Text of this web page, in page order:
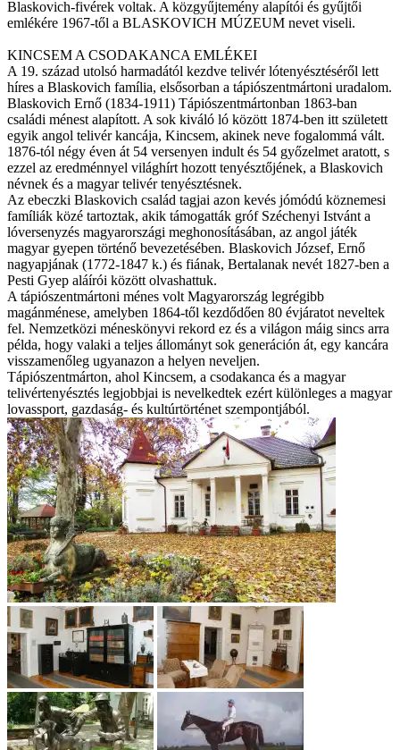
Blaskovich-fivérek voltak. A közgyűjtemény alapítói és gyűjtői
emlékére 1967-től a BLASKOVICH MÚZEUM nevet viseli.
KINCSEM A CSODAKANCA EMLÉKEI
A 19. század utolsó harmadától kezdve telivér lótenyésztéséről lett
híres a Blaskovich família, elsősorban a tápiószentmártoni uradalom.
Blaskovich Ernő (1834-1911) Tápiószentmártonban 1863-ban
családi ménest alapított. A sok kiváló ló között 1874-ben itt született
egyik angol telivér kancája, Kincsem, akinek neve fogalommá vált.
1876-tól négy éven át 54 versenyen indult és 54 győzelmet aratott, s
ezzel az eredménnyel világhírt hozott tenyésztőjének, a Blaskovich
névnek és a magyar telivér tenyésztésnek.
Az ebeczki Blaskovich család tagjai azon kevés jómódú köznemesi
famíliák közé tartoztak, akik támogatták gróf Széchenyi Istvánt a
lóversenyzés magyarországi meghonosításában, az angol játék
magyar gyepen történő bevezetésében. Blaskovich József, Ernő
nagyapjának (1772-1847 k.) és fiának, Bertalanak nevét 1827-ben a
Pesti Gyep aláírói között olvashattuk.
A tápiószentmártoni ménes volt Magyarország legrégibb
magánménese, amelyben 1864-től kezdődően 80 évjáratot neveltek
fel. Nemzetközi méneskönyvi rekord ez és a világon máig sincs arra
példa, hogy valaki a teljes állományt sok generáción át, egy kancára
visszamenőleg ugyanazon a helyen neveljen.
Tápiószentmárton, ahol Kincsem, a csodakanca és a magyar
telivértenyésztés legjobbjai is nevelkedtek ezért különleges a magyar
lovassport, gazdaság- és kultúrtörténet szempontjából.